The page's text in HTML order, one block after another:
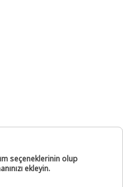
seçeneklerinin olup
ekleyin.